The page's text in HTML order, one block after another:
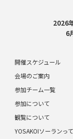
2026
6
開催スケジュール
会場のご案内
参加チーム一覧
参加について
観覧について
YOSAKOIソーランっ